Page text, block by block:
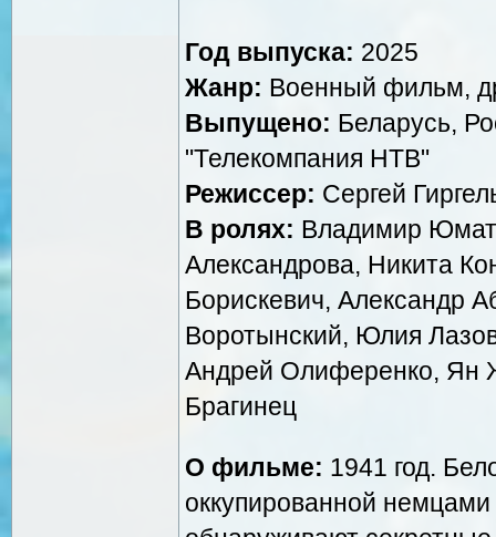
Год выпуска: 2025
Жанр: Военный фильм,
Выпущено: Беларусь,
"Телекомпания НТВ"
Режиссер: Сергей
В ролях: Владимир
Александрова, Никита
Борискевич, Александр
Воротынский, Юлия
Андрей Олиференко, Ян
Брагинец
О фильме: 1941 год.
оккупированной